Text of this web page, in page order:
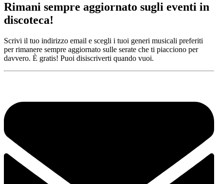
Rimani sempre aggiornato sugli eventi in
discoteca!
Scrivi il tuo indirizzo email e scegli i tuoi generi musicali preferiti
per rimanere sempre aggiornato sulle serate che ti piacciono per
davvero. È gratis! Puoi disiscriverti quando vuoi.